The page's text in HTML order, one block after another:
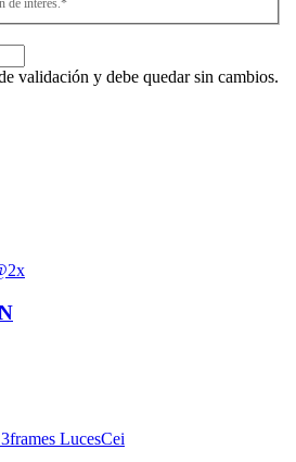
validación y debe quedar sin cambios.